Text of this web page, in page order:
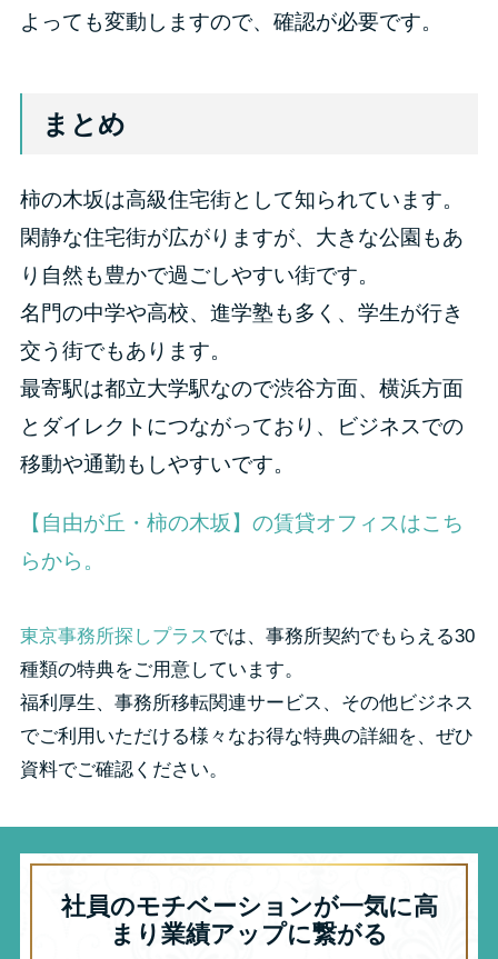
よっても変動しますので、確認が必要です。
まとめ
柿の木坂は高級住宅街として知られています。
閑静な住宅街が広がりますが、大きな公園もあ
り自然も豊かで過ごしやすい街です。
名門の中学や高校、進学塾も多く、学生が行き
交う街でもあります。
最寄駅は都立大学駅なので渋谷方面、横浜方面
とダイレクトにつながっており、ビジネスでの
移動や通勤もしやすいです。
【自由が丘・柿の木坂】の賃貸オフィスはこち
らから。
東京事務所探しプラスでは、事務所契約でもらえる30
種類の特典をご用意しています。
福利厚生、事務所移転関連サービス、その他ビジネス
でご利用いただける様々なお得な特典の詳細を、ぜひ
資料でご確認ください。
社員のモチベーションが一気に高
まり業績アップに繋がる